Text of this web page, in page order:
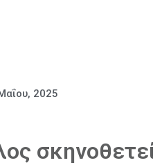
2025